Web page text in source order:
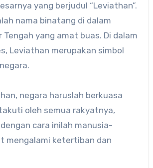
yang berjudul “Leviathan”.
nama binatang di dalam
yang amat buas. Di dalam
Leviathan merupakan simbol
negara haruslah berkuasa
oleh semua rakyatnya,
cara inilah manusia-
mengalami ketertiban dan